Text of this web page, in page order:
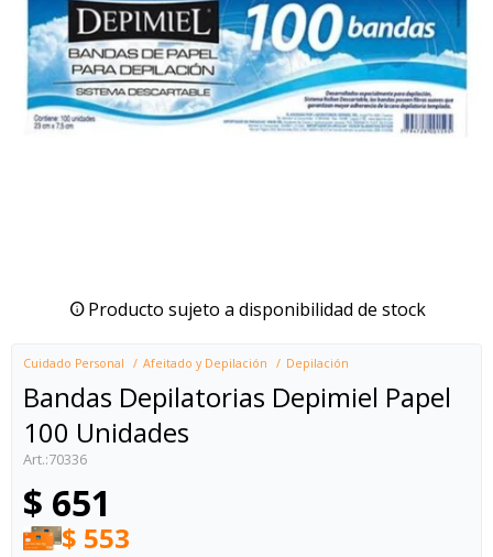
Producto sujeto a disponibilidad de stock
Cuidado Personal Afeitado y Depilación Depilación
Bandas Depilatorias Depimiel Papel
100 Unidades
70336
$ 651
$ 553